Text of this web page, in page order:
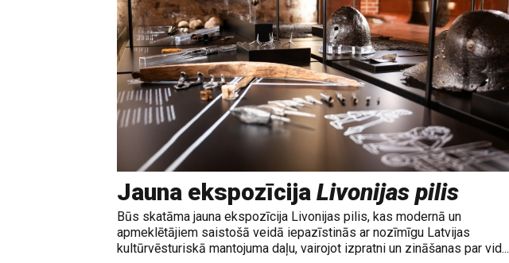
Jauna ekspozīcija Livonijas pilis
Būs skatāma jauna ekspozīcija Livonijas pilis, kas modernā un
apmeklētājiem saistošā veidā iepazīstinās ar nozīmīgu Latvijas
kultūrvēsturiskā mantojuma daļu, vairojot izpratni un zināšanas par vid...